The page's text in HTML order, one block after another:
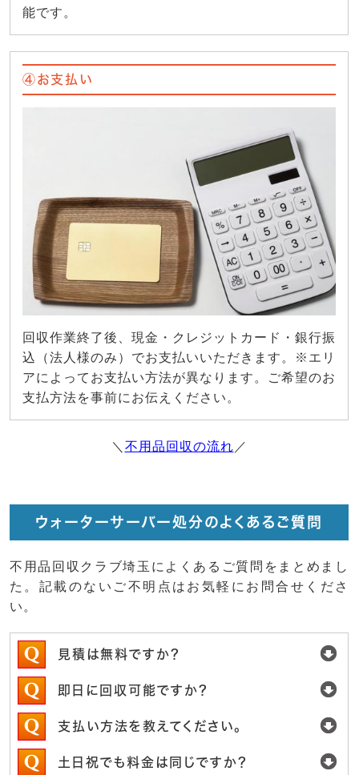
能です。
④お支払い
回収作業終了後、現金・クレジットカード・銀行振
込（法人様のみ）でお支払いいただきます。※エリ
アによってお支払い方法が異なります。ご希望のお
支払方法を事前にお伝えください。
＼ 不用品回収の流れ ／
ウォーターサーバー処分のよくあるご質問
不用品回収クラブ埼玉によくあるご質問をまとめまし
た。記載のないご不明点はお気軽にお問合せくださ
い。
見積は無料ですか？
即日に回収可能ですか？
支払い方法を教えてください。
土日祝でも料金は同じですか？